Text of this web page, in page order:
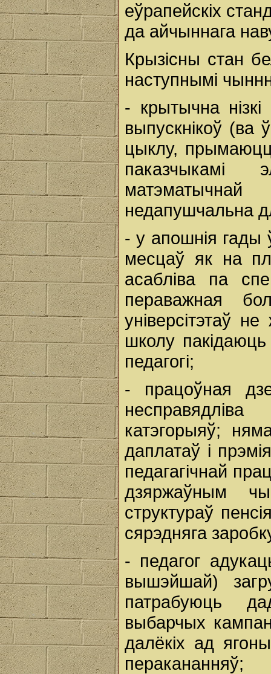
еўрапейскіх
да айчыннага
Крызісны стан
наступнымі
- крытычна
выпускнікоў (ва
цыклу,
паказчыкамі
недапушчальна
- у апошнія
месцаў як на
асабліва па
пераважная
універсітэтаў
школу
педагогі;
- працоўная
катэгорыяў;
даплатаў і
педагагічнай
дзяржаўным
структураў
сярэдняга
- педагог
вышэйшай)
патрабуюць
выбарчых
далёкіх ад
перакананняў;